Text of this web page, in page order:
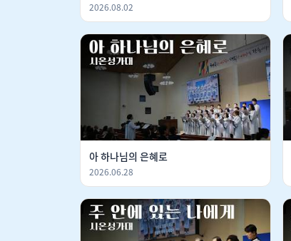
2026.08.02
아 하나님의 은혜로
2026.06.28